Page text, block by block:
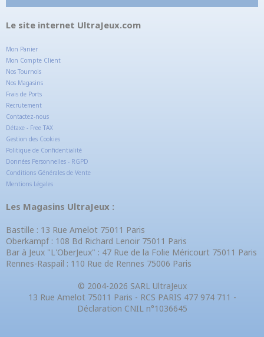
Le site internet UltraJeux.com
Mon Panier
Mon Compte Client
Nos Tournois
Nos Magasins
Frais de Ports
Recrutement
Contactez-nous
Détaxe - Free TAX
Gestion des Cookies
Politique de Confidentialité
Données Personnelles - RGPD
Conditions Générales de Vente
Mentions Légales
Les Magasins UltraJeux :
Bastille : 13 Rue Amelot 75011 Paris
Oberkampf : 108 Bd Richard Lenoir 75011 Paris
Bar à Jeux "L'OberJeux" : 47 Rue de la Folie Méricourt 75011 Paris
Rennes-Raspail : 110 Rue de Rennes 75006 Paris
© 2004-2026 SARL UltraJeux
13 Rue Amelot 75011 Paris - RCS PARIS 477 974 711 -
Déclaration CNIL n°1036645